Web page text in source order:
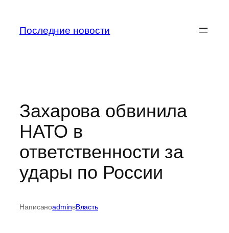
содержимому
Последние новости
Захарова обвинила
НАТО в
ответственности за
удары по России
НаписаноadminвВласть